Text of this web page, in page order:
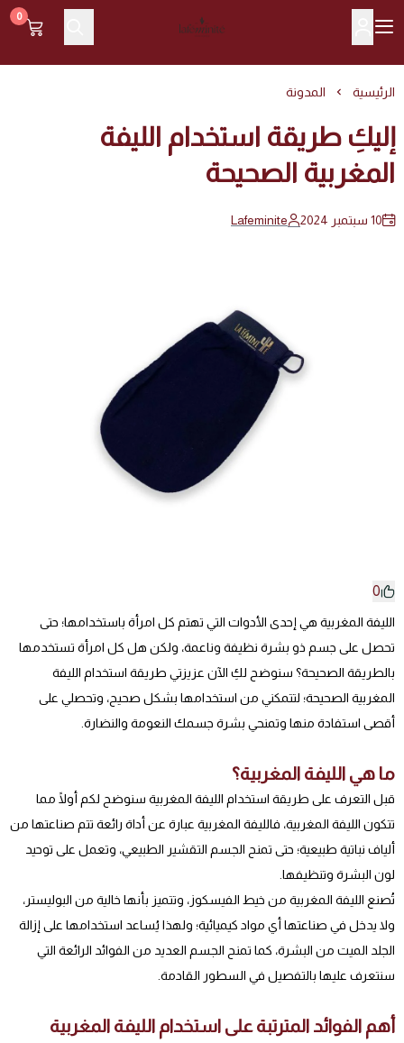
Lafeminite | لافمنيت
0
الرئيسية المدونة
إليكِ طريقة استخدام الليفة
المغربية الصحيحة
10 سبتمبر 2024 Lafeminite
0
الليفة المغربية هي إحدى الأدوات التي تهتم كل امرأة باستخدامها؛ حتى
تحصل على جسم ذو بشرة نظيفة وناعمة، ولكن هل كل امرأة تستخدمها
بالطريقة الصحيحة؟ سنوضح لكِ الآن عزيزتي طريقة استخدام الليفة
المغربية الصحيحة؛ لتتمكني من استخدامها بشكل صحيح، وتحصلي على
أقصى استفادة منها وتمنحي بشرة جسمك النعومة والنضارة.
ما هي الليفة المغربية؟
قبل التعرف على طريقة استخدام الليفة المغربية سنوضح لكم أولًا مما
تتكون الليفة المغربية، فالليفة المغربية عبارة عن أداة رائعة تتم صناعتها من
ألياف نباتية طبيعية؛ حتى تمنح الجسم التقشير الطبيعي، وتعمل على توحيد
لون البشرة وتنظيفها.
تُصنع الليفة المغربية من خيط الفيسكوز، وتتميز بأنها خالية من البوليستر،
ولا يدخل في صناعتها أي مواد كيميائية؛ ولهذا يُساعد استخدامها على إزالة
الجلد الميت من البشرة، كما تمنح الجسم العديد من الفوائد الرائعة التي
سنتعرف عليها بالتفصيل في السطور القادمة.
أهم الفوائد المترتبة على استخدام الليفة المغربية